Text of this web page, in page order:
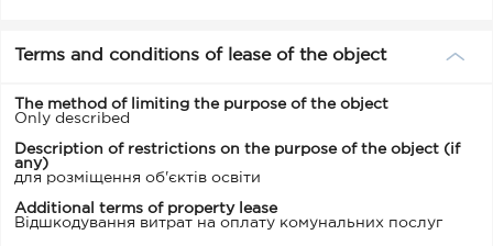
Terms and conditions of lease of the object
The method of limiting the purpose of the object
Only described
Description of restrictions on the purpose of the object (if
any)
для розміщення об'єктів освіти
Additional terms of property lease
Відшкодування витрат на оплату комунальних послуг